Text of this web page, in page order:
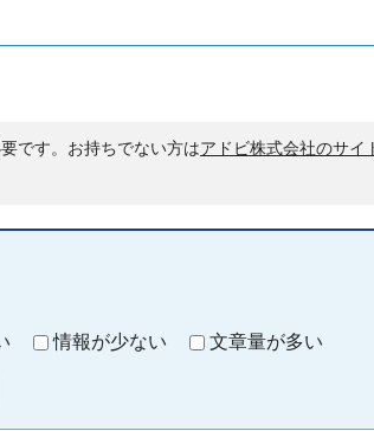
です。お持ちでない方はアドビ株式会社のサイ
情報が少ない 文章量が多い